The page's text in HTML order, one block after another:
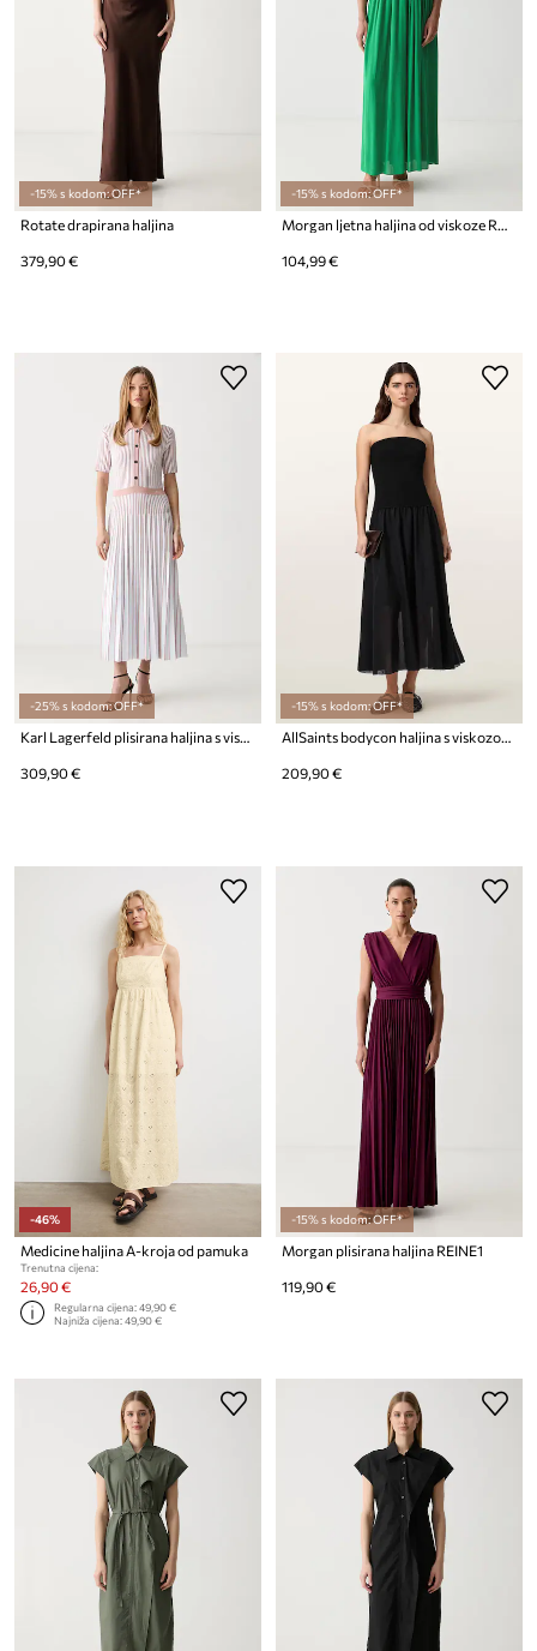
-15% s kodom: OFF*
Rotate drapirana haljina
379,90 €
-15% s kodom: OFF*
Morgan ljetna haljina od viskoze ROGLIM
104,99 €
-25% s kodom: OFF*
Karl Lagerfeld plisirana haljina s viskozom
309,90 €
-15% s kodom: OFF*
AllSaints bodycon haljina s viskozom TEGAN
209,90 €
-46%
Medicine haljina A-kroja od pamuka
Trenutna cijena:
26,90 €
Regularna cijena:49,90 €
Najniža cijena:49,90 €
-15% s kodom: OFF*
Morgan plisirana haljina REINE1
119,90 €